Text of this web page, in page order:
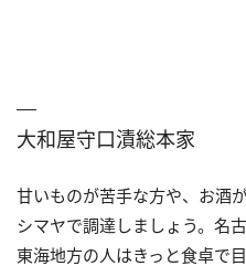
大和屋守口漬総本家
甘いものが苦手な方や、お酒
シマヤで調達しましょう。名
東海地方の人はきっと食卓で